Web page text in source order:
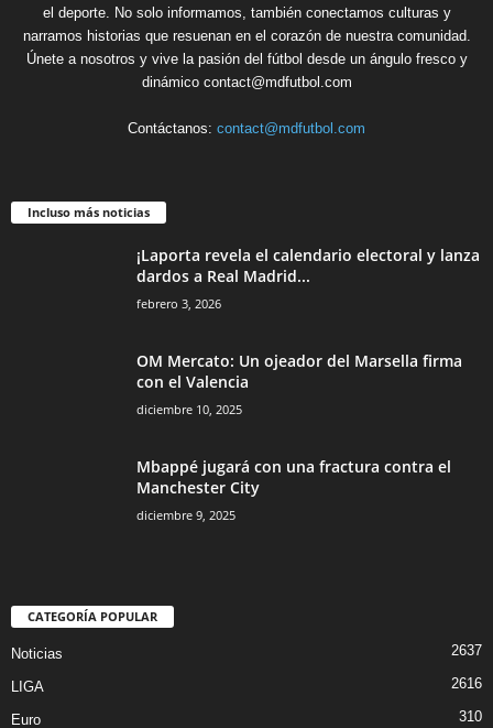
el deporte. No solo informamos, también conectamos culturas y
narramos historias que resuenan en el corazón de nuestra comunidad.
Únete a nosotros y vive la pasión del fútbol desde un ángulo fresco y
dinámico contact@mdfutbol.com
Contáctanos: contact@mdfutbol.com
Incluso más noticias
¡Laporta revela el calendario electoral y lanza
dardos a Real Madrid...
febrero 3, 2026
OM Mercato: Un ojeador del Marsella firma
con el Valencia
diciembre 10, 2025
Mbappé jugará con una fractura contra el
Manchester City
diciembre 9, 2025
CATEGORÍA POPULAR
Noticias 2637
LIGA 2616
Euro 310